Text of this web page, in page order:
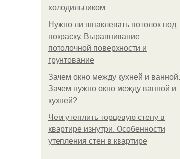
холодильником
Нужно ли шпаклевать потолок под
покраску. Выравнивание
потолочной поверхности и
грунтование
Зачем окно между кухней и ванной.
Зачем нужно окно между ванной и
кухней?
Чем утеплить торцевую стену в
квартире изнутри. Особенности
утепления стен в квартире